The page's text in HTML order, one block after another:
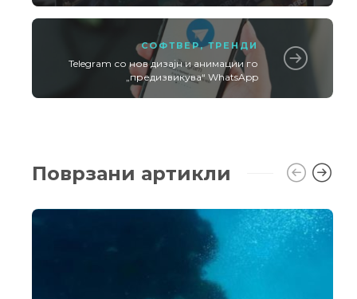
СОФТВЕР,ТРЕНДИ
Telegram со нов дизајн и анимации го
„предизвикува“ WhatsApp
Поврзани артикли